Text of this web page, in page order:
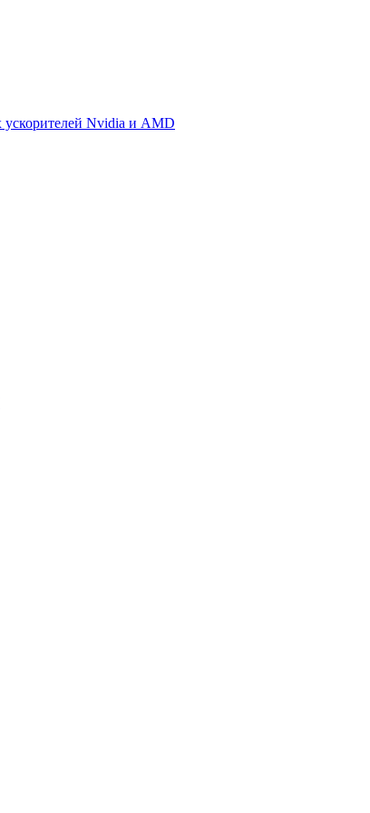
ускорителей Nvidia и AMD